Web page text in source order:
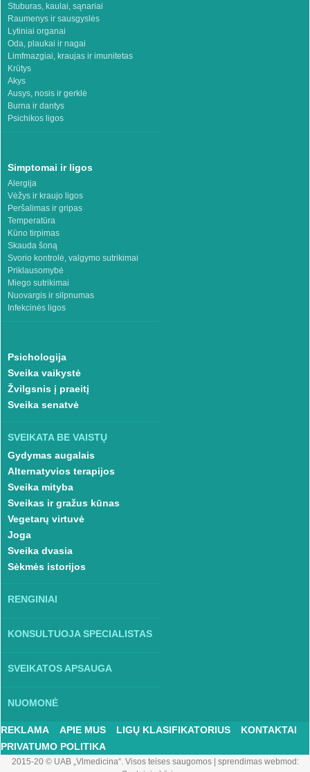
Stuburas, kaulai, sąnariai
Raumenys ir sausgyslės
Lytiniai organai
Oda, plaukai ir nagai
Limfmazgiai, kraujas ir imunitetas
Krūtys
Akys
Ausys, nosis ir gerklė
Burna ir dantys
Psichikos ligos
Simptomai ir ligos
Alergija
Vėžys ir kraujo ligos
Peršalimas ir gripas
Temperatūra
Kūno tirpimas
Skauda šoną
Svorio kontrolė, valgymo sutrikimai
Priklausomybė
Miego sutrikimai
Nuovargis ir silpnumas
Infekcinės ligos
Psichologija
Sveika vaikystė
Žvilgsnis į praeitį
Sveika senatvė
SVEIKATA BE VAISTŲ
Gydymas augalais
Alternatyvios terapijos
Sveika mityba
Sveikas ir gražus kūnas
Vegetarų virtuvė
Joga
Sveika dvasia
Sėkmės istorijos
RENGINIAI
KONSULTUOJA SPECIALISTAS
SVEIKATOS APSAUGA
NUOMONĖ
REKLAMA APIE MUS LIGŲ KLASIFIKATORIUS
KONTAKTAI
PRIVATUMO POLITIKA
2015-20 © UAB „Vlmedicina“. Visos teises saugomos| sprendimas webmod: